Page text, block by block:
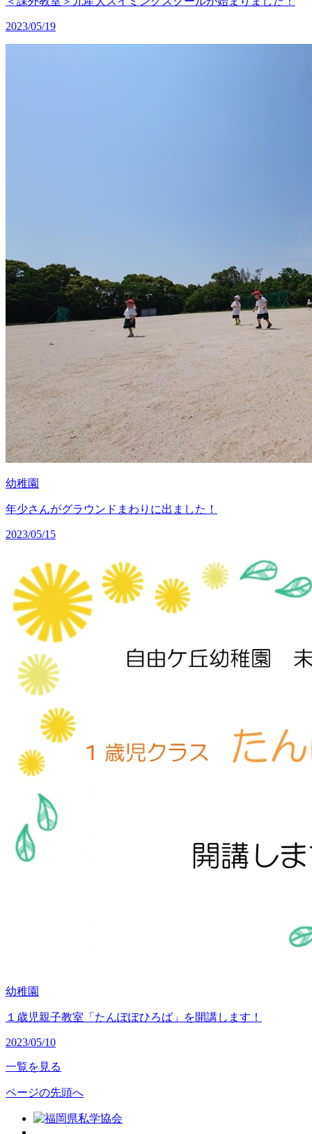
2023/05/19
幼稚園
年少さんがグラウンドまわりに出ました！
2023/05/15
幼稚園
１歳児親子教室「たんぽぽひろば」を開講します！
2023/05/10
一覧を見る
ページの先頭へ